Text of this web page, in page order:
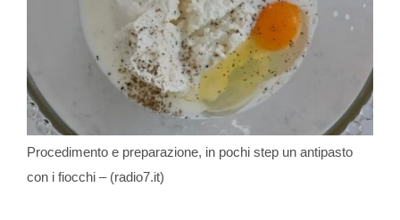
Procedimento e preparazione, in pochi step un antipasto
con i fiocchi – (radio7.it)